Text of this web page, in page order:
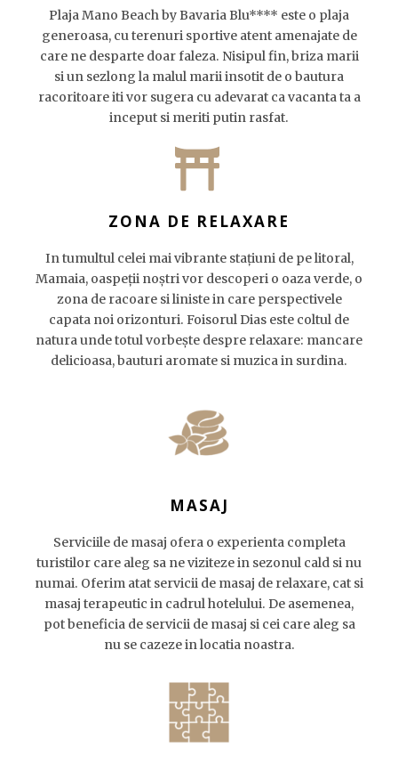
Plaja Mano Beach by Bavaria Blu**** este o plaja
generoasa, cu terenuri sportive atent amenajate de
care ne desparte doar faleza. Nisipul fin, briza marii
si un sezlong la malul marii insotit de o bautura
racoritoare iti vor sugera cu adevarat ca vacanta ta a
inceput si meriti putin rasfat.
ZONA DE RELAXARE
In tumultul celei mai vibrante stațiuni de pe litoral,
Mamaia, oaspeții noștri vor descoperi o oaza verde, o
zona de racoare si liniste in care perspectivele
capata noi orizonturi. Foisorul Dias este coltul de
natura unde totul vorbește despre relaxare: mancare
delicioasa, bauturi aromate si muzica in surdina.
MASAJ
Serviciile de masaj ofera o experienta completa
turistilor care aleg sa ne viziteze in sezonul cald si nu
numai. Oferim atat servicii de masaj de relaxare, cat si
masaj terapeutic in cadrul hotelului. De asemenea,
pot beneficia de servicii de masaj si cei care aleg sa
nu se cazeze in locatia noastra.